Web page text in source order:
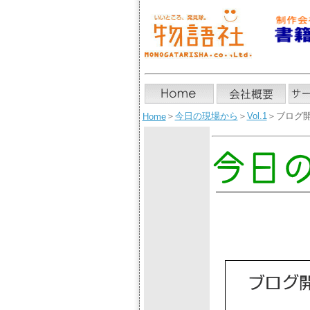
Home＞ 今日の現場から ＞ Vol.1＞ブログ